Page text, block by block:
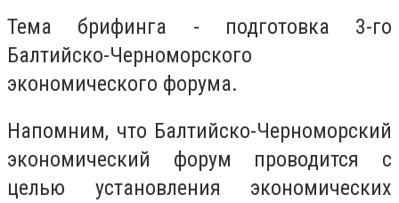
Тема брифинга - подготовка 3-го
Балтийско-Черноморского
экономического форума.
Напомним, что Балтийско-Черноморский
экономический форум проводится с
целью установления экономических